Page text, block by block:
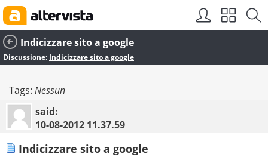
Indicizzare sito a google
Discussione: Indicizzare sito a google
Tags: Nessun
said:
10-08-2012 11.37.59
Indicizzare sito a google